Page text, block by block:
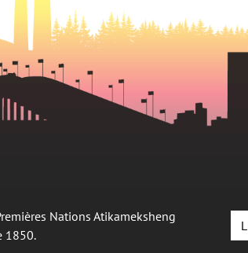
Nations Atikameksheng
1850.